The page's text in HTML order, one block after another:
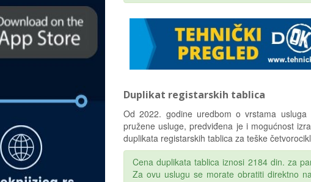
Duplikat registarskih tablica
Od 2022. godine uredbom o vrstama
pružene usluge, predviđena je i mogućnost
duplikata registarskih tablica za teške
Cena duplikata tablica iznosi 2184 din. za
Za ovu uslugu se morate obratiti direktno